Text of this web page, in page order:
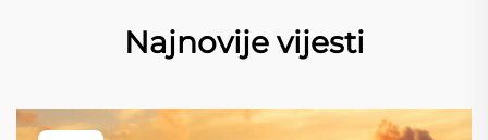
Najnovije vijesti